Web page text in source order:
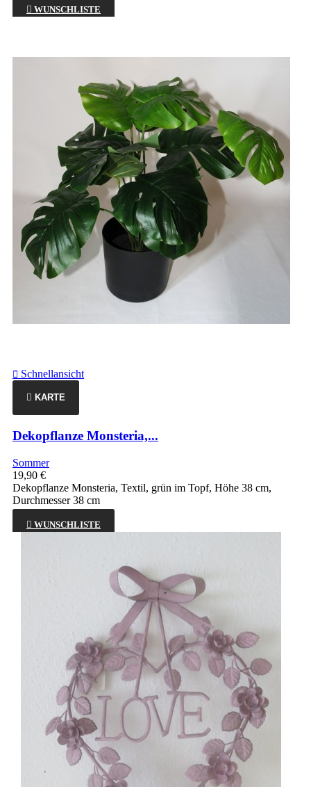
 WUNSCHLISTE
Schnellansicht
 KARTE
Dekopflanze Monsteria,...
Sommer
19,90 €
Dekopflanze Monsteria, Textil, grün im Topf, Höhe 38 cm,
Durchmesser 38 cm
 WUNSCHLISTE